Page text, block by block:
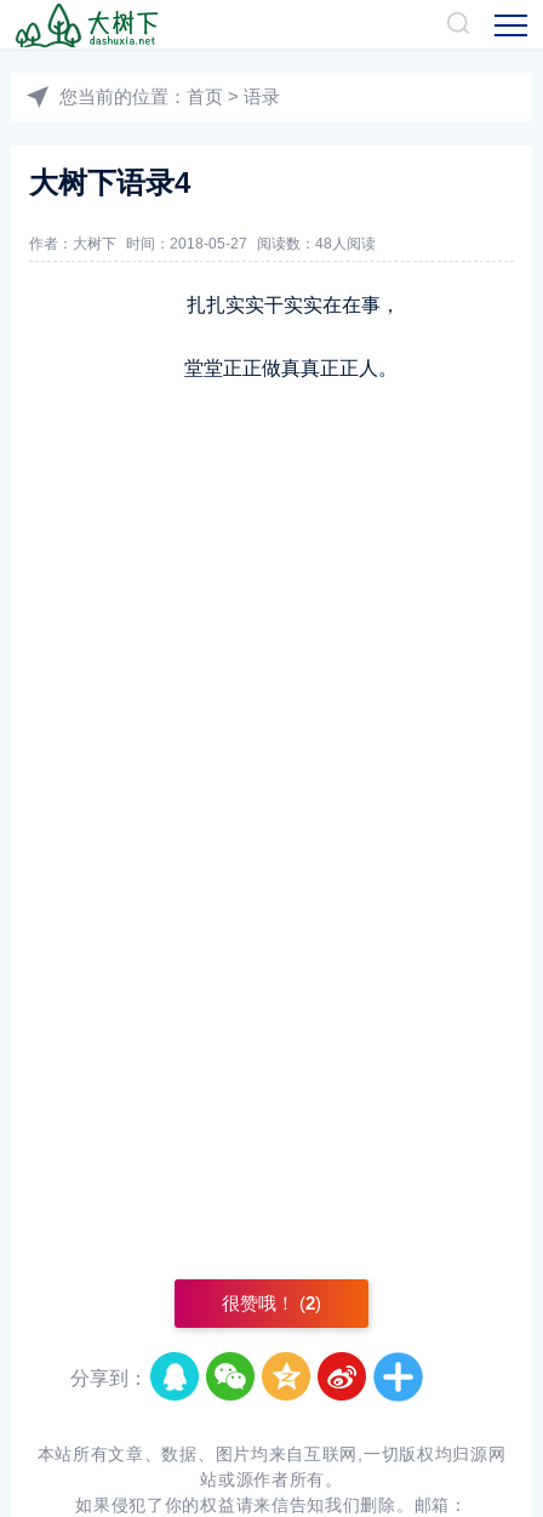
您当前的位置： 首页 > 语录
大树下语录4
作者： 大树下 时间：2018-05-27 阅读数： 48人阅读
扎扎实实干实实在在事，
堂堂正正做真真正正人。
很赞哦！ (2)
分享到：
本站所有文章、数据、图片均来自互联网,一切版权均归源网
站或源作者所有。
如果侵犯了你的权益请来信告知我们删除。邮箱：